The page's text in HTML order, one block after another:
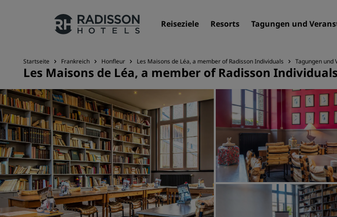
Reiseziele Resorts Tagungen und
Unsere Marken
Marken von Radisson Hotels
Startseite Frankreich Honfleur Les Maisons de Léa, a member of Radisson Individuals Tagungen und
Les Maisons de Léa, a member of Radisson Individuals